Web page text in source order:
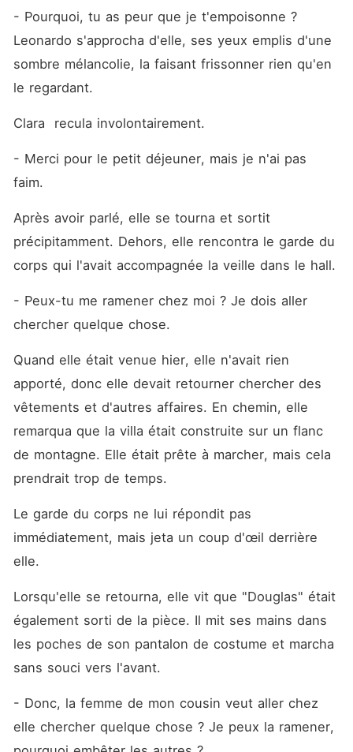
- Pourquoi, tu as peur que je t'empoisonne ?
Leonardo s'approcha d'elle, ses yeux emplis d'une
sombre mélancolie, la faisant frissonner rien qu'en
le regardant.
Clara  recula involontairement.
- Merci pour le petit déjeuner, mais je n'ai pas
faim.
Après avoir parlé, elle se tourna et sortit
précipitamment. Dehors, elle rencontra le garde du
corps qui l'avait accompagnée la veille dans le hall.
- Peux-tu me ramener chez moi ? Je dois aller
chercher quelque chose.
Quand elle était venue hier, elle n'avait rien
apporté, donc elle devait retourner chercher des
vêtements et d'autres affaires. En chemin, elle
remarqua que la villa était construite sur un flanc
de montagne. Elle était prête à marcher, mais cela
prendrait trop de temps.
Le garde du corps ne lui répondit pas
immédiatement, mais jeta un coup d'œil derrière
elle.
Lorsqu'elle se retourna, elle vit que "Douglas" était
également sorti de la pièce. Il mit ses mains dans
les poches de son pantalon de costume et marcha
sans souci vers l'avant.
- Donc, la femme de mon cousin veut aller chez
elle chercher quelque chose ? Je peux la ramener,